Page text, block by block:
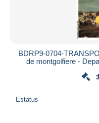
BDRP9-0704-
de montgolfiere -
Estatus